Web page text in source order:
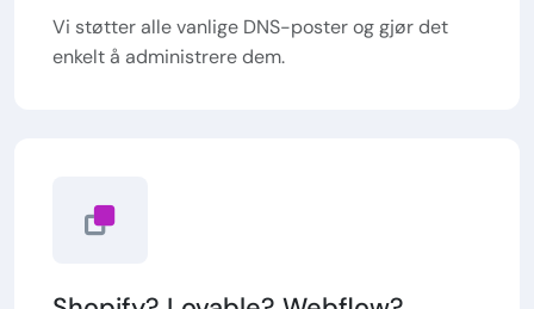
Vi støtter alle vanlige DNS-poster og gjør det
enkelt å administrere dem.